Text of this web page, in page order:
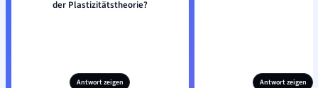
der Plastizitätstheorie?
Antwort zeigen Antwort zeigen